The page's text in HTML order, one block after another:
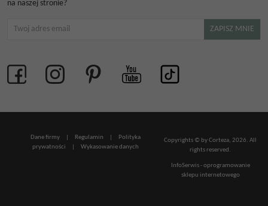
na naszej stronie?
Copyrights © by Corteza, 2026. All
rights reserved.
InfoSerwis-oprogramowanie
sklepu internetowego
Dane firmy Regulamin
Polityka
prywatności
Wykasowanie danych